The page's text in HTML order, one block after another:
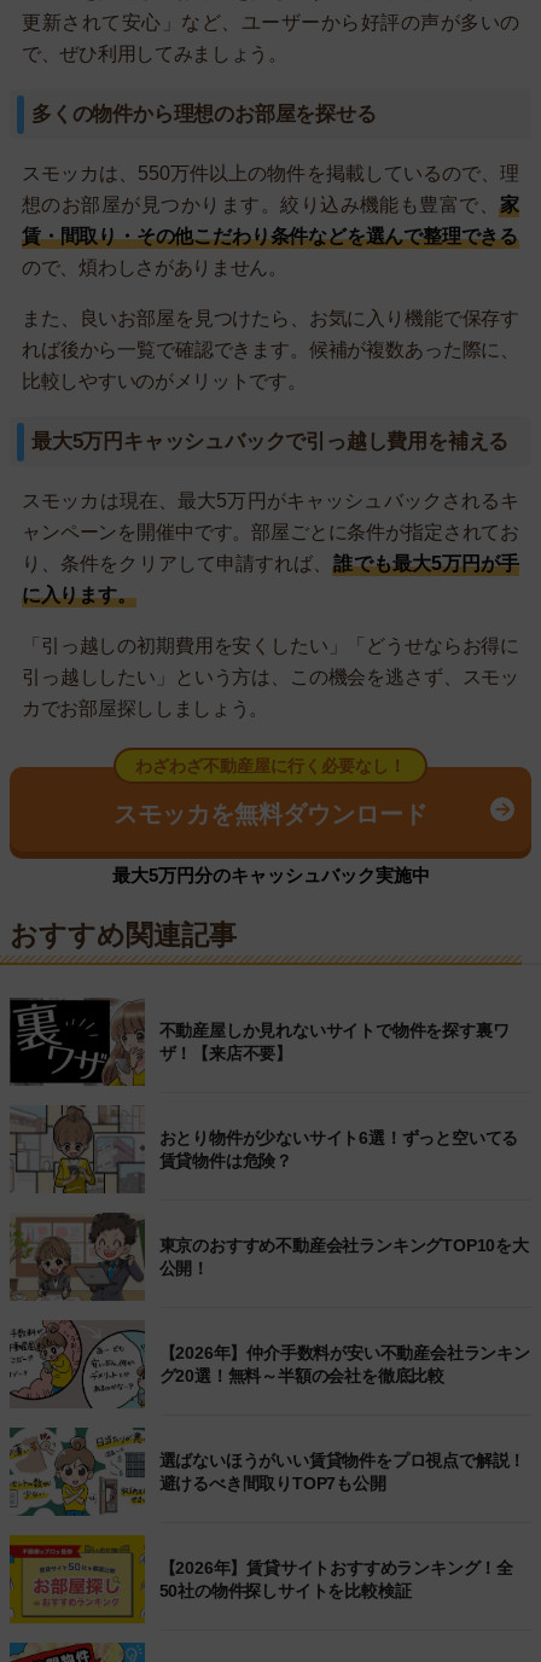
更新されて安心」など、ユーザーから好評の声が多いの
で、ぜひ利用してみましょう。
多くの物件から理想のお部屋を探せる
スモッカは、550万件以上の物件を掲載しているので、理
想のお部屋が見つかります。絞り込み機能も豊富で、家
賃・間取り・その他こだわり条件などを選んで整理できる
ので、煩わしさがありません。
また、良いお部屋を見つけたら、お気に入り機能で保存す
れば後から一覧で確認できます。候補が複数あった際に、
比較しやすいのがメリットです。
最大5万円キャッシュバックで引っ越し費用を補える
スモッカは現在、最大5万円がキャッシュバックされるキ
ャンペーンを開催中です。部屋ごとに条件が指定されてお
り、条件をクリアして申請すれば、誰でも最大5万円が手
に入ります。
「引っ越しの初期費用を安くしたい」「どうせならお得に
引っ越ししたい」という方は、この機会を逃さず、スモッ
カでお部屋探ししましょう。
わざわざ不動産屋に行く必要なし！
スモッカを無料ダウンロード
最大5万円分のキャッシュバック実施中
おすすめ関連記事
不動産屋しか見れないサイトで物件を探す裏ワ
ザ！【来店不要】
おとり物件が少ないサイト6選！ずっと空いてる
賃貸物件は危険？
東京のおすすめ不動産会社ランキングTOP10を大
公開！
【2026年】仲介手数料が安い不動産会社ランキン
グ20選！無料～半額の会社を徹底比較
選ばないほうがいい賃貸物件をプロ視点で解説！
避けるべき間取りTOP7も公開
【2026年】賃貸サイトおすすめランキング！全
50社の物件探しサイトを比較検証